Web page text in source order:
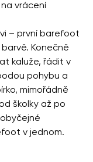
– první barefoot
Konečně
kaluže, řádit v
pohybu a
mimořádně
školky až po
v jednom.
vrácení